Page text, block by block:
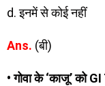
d. इनमें से कोई नहीं
Ans. (बी)
• गोवा के ‘काजू’ को